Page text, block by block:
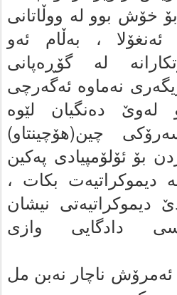
خۆش بوو له‌ ووڵاتانى
، به‌ڵام ئه‌و
لە گۆڕەپانی
نه‌ماوه‌ ئه‌گه‌رچی
له‌وێ ده‌نگیان لێوە
چین(هۆچینتاو)
بۆ ئۆلۆمپیادى پەکین
دیموکراتیه‌ت بکات ،
نیشان
دادگایى وازى
ئه‌مرۆش ناچار نه‌بن مل